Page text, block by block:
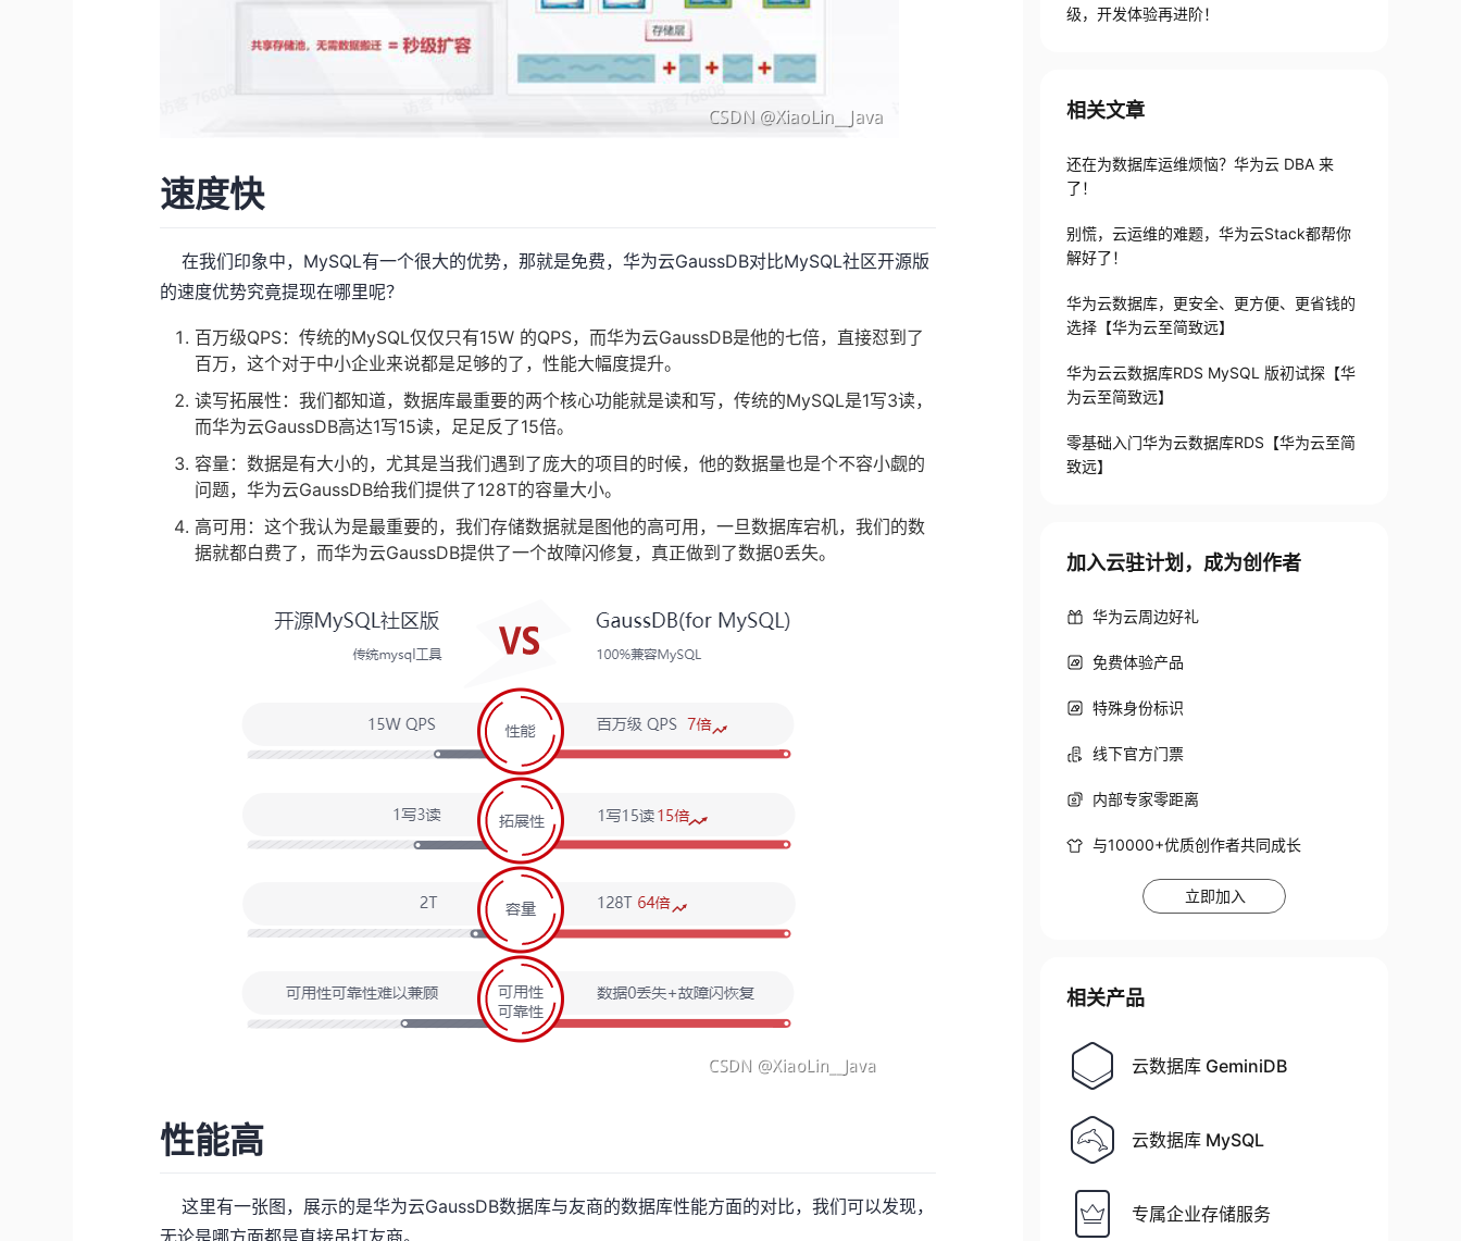
速度快
在我们印象中，MySQL有一个很大的优势，那就是免费，华为云GaussDB对比MySQL社区开源版
的速度优势究竟提现在哪里呢？
百万级QPS：传统的MySQL仅仅只有15W 的QPS，而华为云GaussDB是他的七倍，直接怼到了
百万，这个对于中小企业来说都是足够的了，性能大幅度提升。
读写拓展性：我们都知道，数据库最重要的两个核心功能就是读和写，传统的MySQL是1写3读，
而华为云GaussDB高达1写15读，足足反了15倍。
容量：数据是有大小的，尤其是当我们遇到了庞大的项目的时候，他的数据量也是个不容小觑的
问题，华为云GaussDB给我们提供了128T的容量大小。
高可用：这个我认为是最重要的，我们存储数据就是图他的高可用，一旦数据库宕机，我们的数
据就都白费了，而华为云GaussDB提供了一个故障闪修复，真正做到了数据0丢失。
性能高
这里有一张图，展示的是华为云GaussDB数据库与友商的数据库性能方面的对比，我们可以发现，
级，开发体验再进阶！
相关文章
还在为数据库运维烦恼？华为云 DBA 来
了！
别慌，云运维的难题，华为云Stack都帮你
解好了！
华为云数据库，更安全、更方便、更省钱的
选择【华为云至简致远】
华为云云数据库RDS MySQL 版初试探【华
为云至简致远】
零基础入门华为云数据库RDS【华为云至简
致远】
加入云驻计划，成为创作者
华为云周边好礼
免费体验产品
特殊身份标识
线下官方门票
内部专家零距离
与10000+优质创作者共同成长
立即加入
相关产品
云数据库 GeminiDB
云数据库 MySQL
专属企业存储服务